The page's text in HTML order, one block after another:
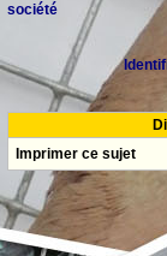
société
Imprimer ce sujet